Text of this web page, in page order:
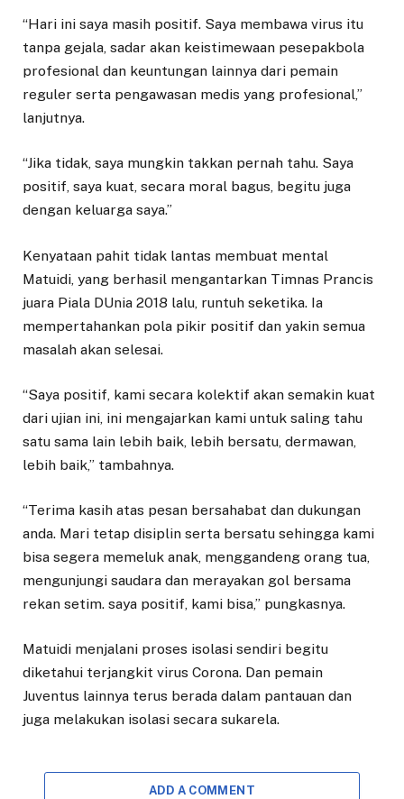
“Hari ini saya masih positif. Saya membawa virus itu
tanpa gejala, sadar akan keistimewaan pesepakbola
profesional dan keuntungan lainnya dari pemain
reguler serta pengawasan medis yang profesional,”
lanjutnya.
“Jika tidak, saya mungkin takkan pernah tahu. Saya
positif, saya kuat, secara moral bagus, begitu juga
dengan keluarga saya.”
Kenyataan pahit tidak lantas membuat mental
Matuidi, yang berhasil mengantarkan Timnas Prancis
juara Piala DUnia 2018 lalu, runtuh seketika. Ia
mempertahankan pola pikir positif dan yakin semua
masalah akan selesai.
“Saya positif, kami secara kolektif akan semakin kuat
dari ujian ini, ini mengajarkan kami untuk saling tahu
satu sama lain lebih baik, lebih bersatu, dermawan,
lebih baik,” tambahnya.
“Terima kasih atas pesan bersahabat dan dukungan
anda. Mari tetap disiplin serta bersatu sehingga kami
bisa segera memeluk anak, menggandeng orang tua,
mengunjungi saudara dan merayakan gol bersama
rekan setim. saya positif, kami bisa,” pungkasnya.
Matuidi menjalani proses isolasi sendiri begitu
diketahui terjangkit virus Corona. Dan pemain
Juventus lainnya terus berada dalam pantauan dan
juga melakukan isolasi secara sukarela.
ADD A COMMENT